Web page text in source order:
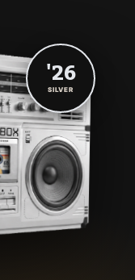
'26
SILVER